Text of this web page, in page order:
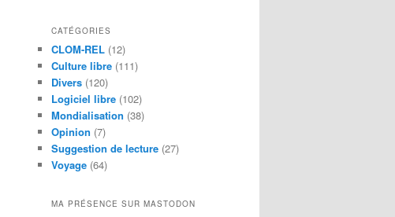
CATÉGORIES
CLOM-REL (12)
Culture libre (111)
Divers (120)
Logiciel libre (102)
Mondialisation (38)
Opinion (7)
Suggestion de lecture (27)
Voyage (64)
MA PRÉSENCE SUR MASTODON